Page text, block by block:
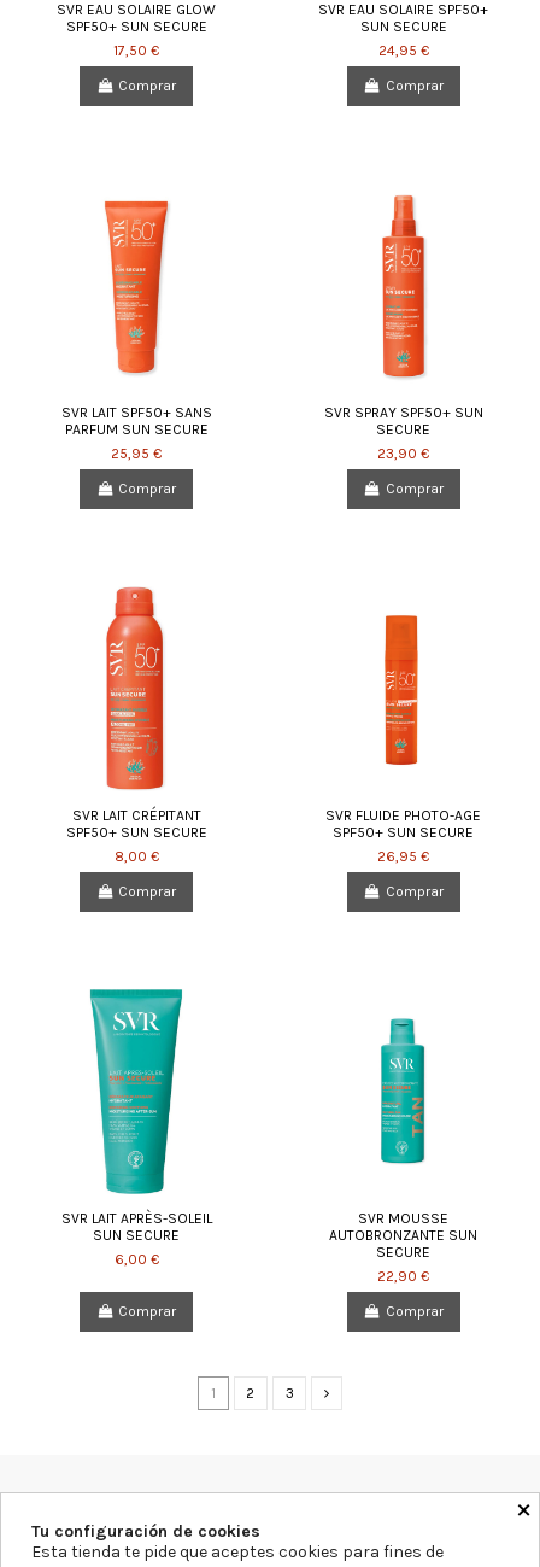
SVR EAU SOLAIRE GLOW
SPF50+ SUN SECURE
17,50 €
Comprar
SVR EAU SOLAIRE SPF50+
SUN SECURE
24,95 €
Comprar
SVR LAIT SPF50+ SANS
PARFUM SUN SECURE
25,95 €
Comprar
SVR SPRAY SPF50+ SUN
SECURE
23,90 €
Comprar
SVR LAIT CRÉPITANT
SPF50+ SUN SECURE
8,00 €
Comprar
SVR FLUIDE PHOTO-AGE
SPF50+ SUN SECURE
26,95 €
Comprar
SVR LAIT APRÈS-SOLEIL
SUN SECURE
6,00 €
Comprar
SVR MOUSSE
AUTOBRONZANTE SUN
SECURE
22,90 €
Comprar
1 2 3
Farmacia Blanca Llacer
965855297
info@farmaciablancallacer.es
×
Tu configuración de cookies
Esta tienda te pide que aceptes cookies para fines de